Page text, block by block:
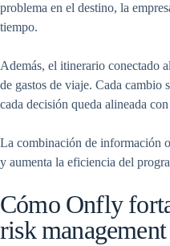
problema en el destino, la
tiempo.
Además, el itinerario conectado
de gastos de viaje. Cada cambio
cada decisión queda alineada
La combinación de información
y aumenta la eficiencia del
Cómo Onfly
risk management